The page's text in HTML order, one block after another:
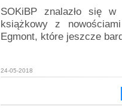
SOKiBP znalazło się
książkowy z
Egmont, które jeszcze
24-05-2018